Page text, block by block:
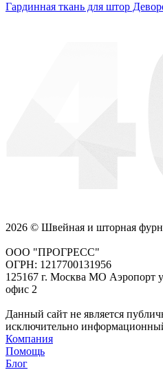
Гардинная ткань для штор
2026 © Швейная и шторная
ООО "ПРОГРЕСС"
ОГРН: 1217700131956
125167 г. Москва МО Аэропорт
офис 2
Данный сайт не является
исключительно
Компания
Помощь
Блог